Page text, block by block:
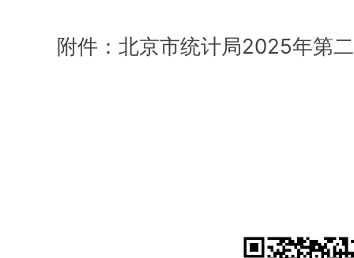
附件：北京市统计局2025年第